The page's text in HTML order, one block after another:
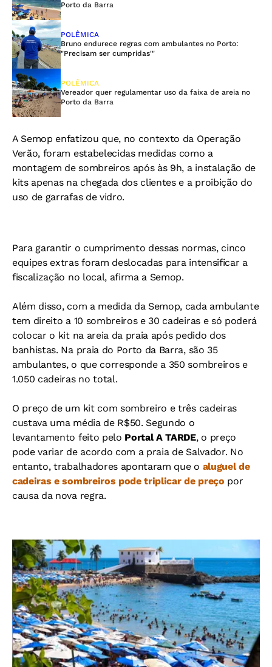
Porto da Barra
POLÊMICA
Bruno endurece regras com ambulantes no Porto:
"Precisam ser cumpridas'"
POLÊMICA
Vereador quer regulamentar uso da faixa de areia no
Porto da Barra
A Semop enfatizou que, no contexto da Operação
Verão, foram estabelecidas medidas como a
montagem de sombreiros após às 9h, a instalação de
kits apenas na chegada dos clientes e a proibição do
uso de garrafas de vidro.
Para garantir o cumprimento dessas normas, cinco
equipes extras foram deslocadas para intensificar a
fiscalização no local, afirma a Semop.
Além disso, com a medida da Semop, cada ambulante
tem direito a 10 sombreiros e 30 cadeiras e só poderá
colocar o kit na areia da praia após pedido dos
banhistas. Na praia do Porto da Barra, são 35
ambulantes, o que corresponde a 350 sombreiros e
1.050 cadeiras no total.
O preço de um kit com sombreiro e três cadeiras
custava uma média de R$50. Segundo o
levantamento feito pelo Portal A TARDE, o preço
pode variar de acordo com a praia de Salvador. No
entanto, trabalhadores apontaram que o aluguel de
cadeiras e sombreiros pode triplicar de preço por
causa da nova regra.